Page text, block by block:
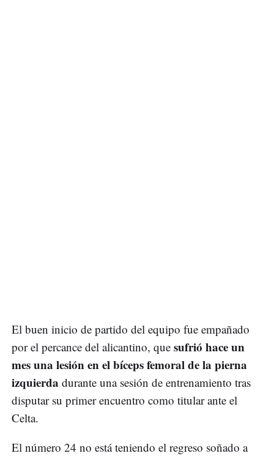
El buen inicio de partido del equipo fue empañado
por el percance del alicantino, que sufrió hace un
mes una lesión en el bíceps femoral de la pierna
izquierda durante una sesión de entrenamiento tras
disputar su primer encuentro como titular ante el
Celta.
El número 24 no está teniendo el regreso soñado a